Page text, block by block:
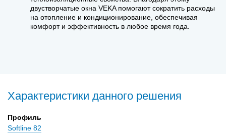
двустворчатые окна VEKA помогают сократить расходы
на отопление и кондиционирование, обеспечивая
комфорт и эффективность в любое время года.
Характеристики данного решения
Профиль
Softline 82